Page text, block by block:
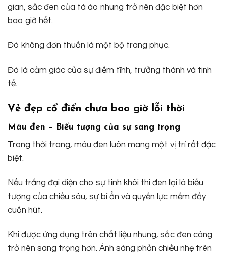
gian, sắc đen của tà áo nhung trở nên đặc biệt hơn
bao giờ hết.
Đó không đơn thuần là một bộ trang phục.
Đó là cảm giác của sự điềm tĩnh, trưởng thành và tinh
tế.
Vẻ đẹp cổ điển chưa bao giờ lỗi thời
Màu đen – Biểu tượng của sự sang trọng
Trong thời trang, màu đen luôn mang một vị trí rất đặc
biệt.
Nếu trắng đại diện cho sự tinh khôi thì đen lại là biểu
tượng của chiều sâu, sự bí ẩn và quyền lực mềm đầy
cuốn hút.
Khi được ứng dụng trên chất liệu nhung, sắc đen càng
trở nên sang trọng hơn. Ánh sáng phản chiếu nhẹ trên